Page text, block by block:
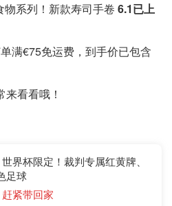
系列！新款寿司手卷 6.1已上
满€75免运费，到手价已包含
看看哦！
界杯限定！裁判专属红黄牌、
足球
紧带回家